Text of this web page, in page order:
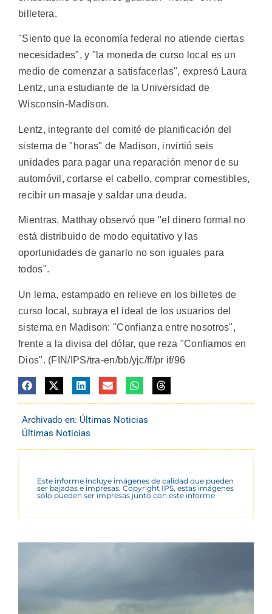
billetera.
"Siento que la economía federal no atiende ciertas
necesidades", y "la moneda de curso local es un
medio de comenzar a satisfacerlas", expresó Laura
Lentz, una estudiante de la Universidad de
Wisconsin-Madison.
Lentz, integrante del comité de planificación del
sistema de "horas" de Madison, invirtió seis
unidades para pagar una reparación menor de su
automóvil, cortarse el cabello, comprar comestibles,
recibir un masaje y saldar una deuda.
Mientras, Matthay observó que "el dinero formal no
está distribuido de modo equitativo y las
oportunidades de ganarlo no son iguales para
todos".
Un lema, estampado en relieve en los billetes de
curso local, subraya el ideal de los usuarios del
sistema en Madison: "Confianza entre nosotros",
frente a la divisa del dólar, que reza "Confiamos en
Dios". (FIN/IPS/tra-en/bb/yjc/ff/pr if/96
Archivado en: Últimas Noticias
Últimas Noticias
Este informe incluye imágenes de calidad que pueden
ser bajadas e impresas. Copyright IPS, estas imágenes
sólo pueden ser impresas junto con este informe